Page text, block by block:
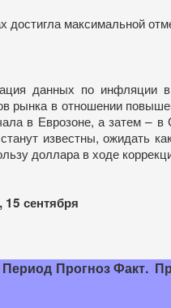
достигла максимальной
данных по инфляции
рынка в отношении
в Еврозоне, а затем –
известны, ожидать
доллара в ходе
15 сентября
Период ПрогнозФакт.